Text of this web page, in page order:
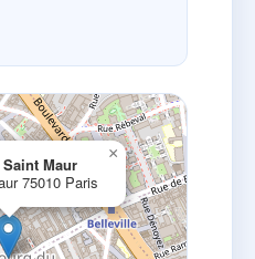
Saint Maur
75010 Paris
×